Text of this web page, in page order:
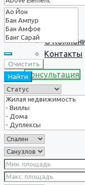
О нас
О
Контакты
Консультация
Очистить
Найти